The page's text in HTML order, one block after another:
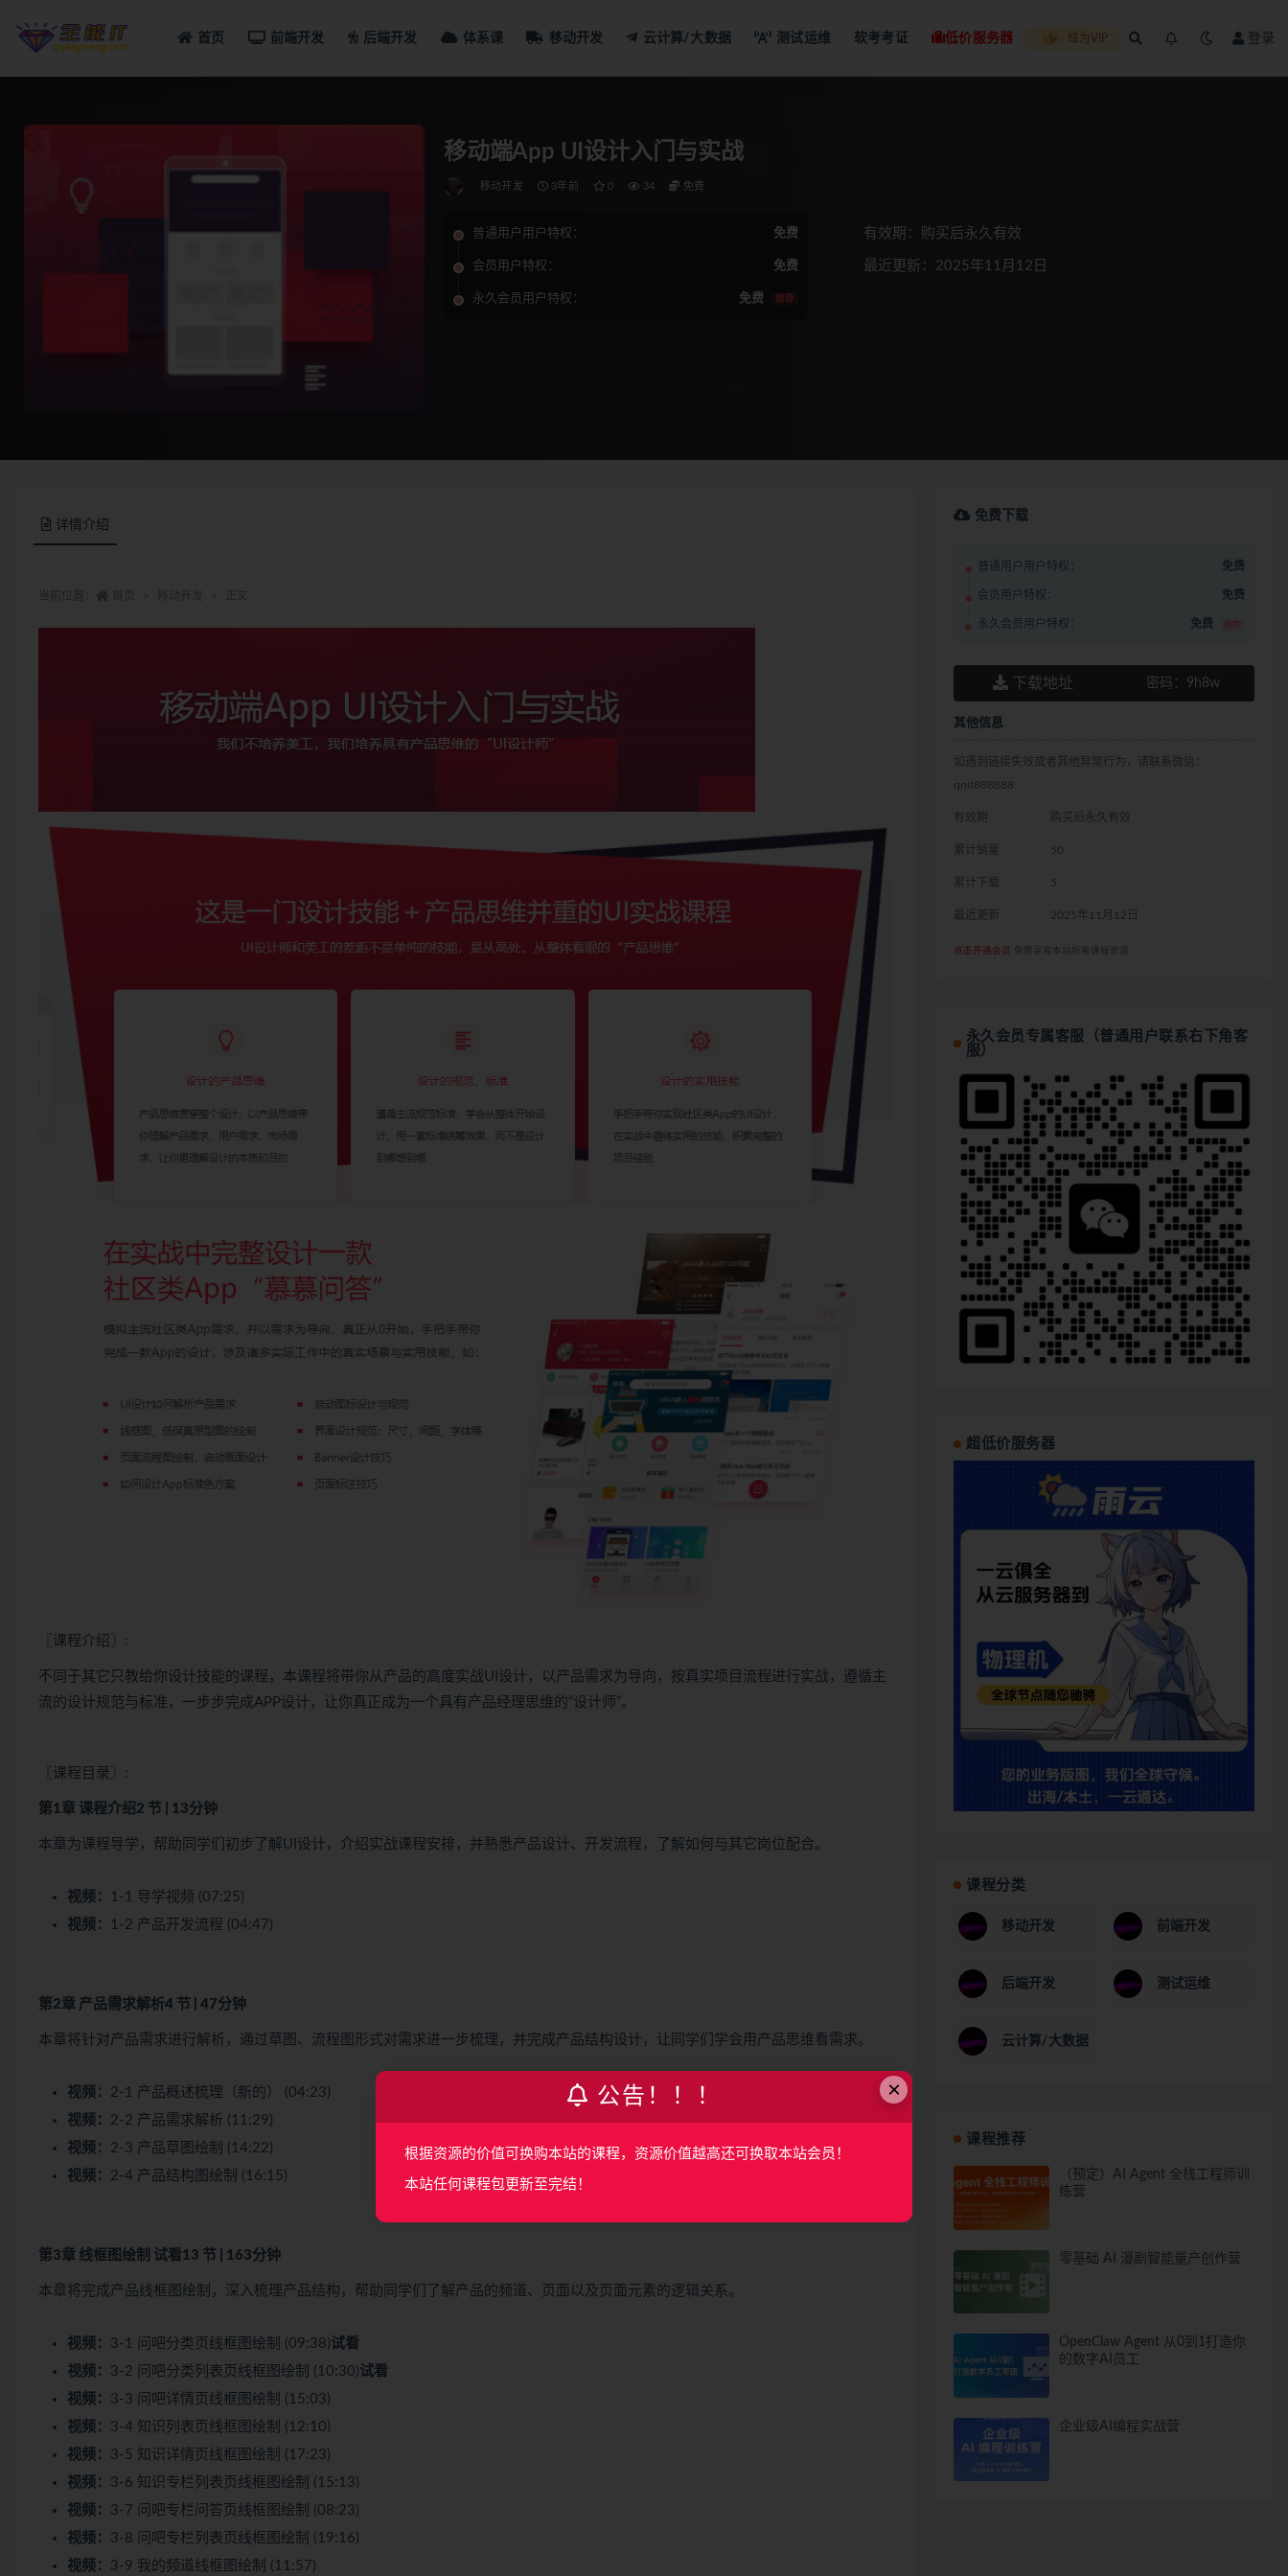
首页 前端开发 后端开发 体系课 移动开发 云计算/大数据 测试运维 软考考证 低价服务器 成为VIP 登录
移动端App UI设计入门与实战
移动开发 3年前 0 34 免费
普通用户用户特权： 免费
会员用户特权： 免费
永久会员用户特权： 免费 推荐
有效期：购买后永久有效
最近更新：2025年11月12日
详情介绍
〖课程介绍〗:
不同于其它只教给你设计技能的课程，本课程将带你从产品的高度实战UI设计，以产品需求为导向，按真实项目流程进行实战，遵循主
流的设计规范与标准，一步步完成APP设计，让你真正成为一个具有产品经理思维的“设计师”。
〖课程目录〗:
第1章 课程介绍 2 节 | 13分钟
本章为课程导学，帮助同学们初步了解UI设计，介绍实战课程安排，并熟悉产品设计、开发流程，了解如何与其它岗位配合。
视频：
1-1 导学视频 (07:25)
视频：
1-2 产品开发流程 (04:47)
第2章 产品需求解析4 节 | 47分钟
本章将针对产品需求进行解析，通过草图、流程图形式对需求进一步梳理，并完成产品结构设计，让同学们学会用产品思维看需求。
视频： 2-1 产品概述梳理（新的） (04:23)
视频： 2-2 产品需求解析 (11:29)
视频： 2-3 产品草图绘制 (14:22)
视频： 2-4 产品结构图绘制 (16:15)
第3章 线框图绘制 试看13 节 | 163分钟
本章将完成产品线框图绘制，深入梳理产品结构，帮助同学们了解产品的频道、页面以及页面元素的逻辑关系。
视频： 3-1 问吧分类页线框图绘制 (09:38)试看
视频： 3-2 问吧分类列表页线框图绘制 (10:30)试看
视频： 3-3 问吧详情页线框图绘制 (15:03)
视频： 3-4 知识列表页线框图绘制 (12:10)
视频： 3-5 知识详情页线框图绘制 (17:23)
视频： 3-6 知识专栏列表页线框图绘制 (15:13)
视频： 3-7 问吧专栏问答页线框图绘制 (08:23)
视频： 3-8 问吧专栏列表页线框图绘制 (19:16)
视频： 3-9 我的频道线框图绘制 (11:57)
免费下载
普通用户用户特权： 免费
会员用户特权： 免费
永久会员用户特权： 免费 推荐
下载地址 密码： 9h8w
其他信息
如遇到链接失效或者其他异常行为，请联系微信：
qnit888888
有效期 购买后永久有效
累计销量 50
累计下载 5
最近更新 2025年11月12日
点击开通会员 免费享有本站所有课程资源
永久会员专属客服（普通用户联系右下角客
服）
超低价服务器
课程分类
移动开发 前端开发
后端开发 测试运维
云计算/大数据
课程推荐
（预定）AI Agent 全栈工程师训
练营
零基础 AI 漫剧智能量产创作营
OpenClaw Agent 从0到1打造你
的数字AI员工
企业级AI编程实战营
×
公告！！！
根据资源的价值可换购本站的课程，资源价值越高还可换取本站会员！
本站任何课程包更新至完结！